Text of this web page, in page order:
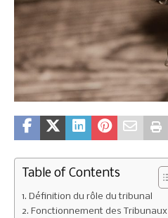
Table of Contents
Définition du rôle du tribunal
Fonctionnement des Tribunaux